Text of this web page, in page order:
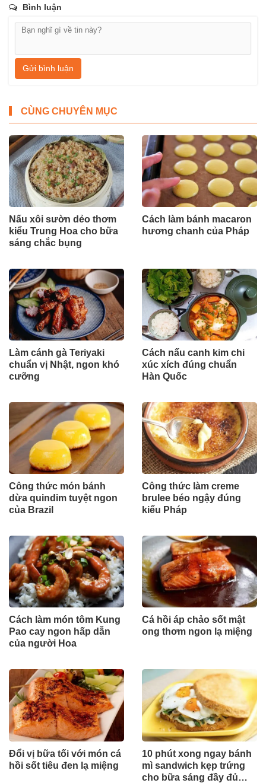
Bình luận
Gửi bình luận
CÙNG CHUYÊN MỤC
Nấu xôi sườn dẻo thơm
kiểu Trung Hoa cho bữa
sáng chắc bụng
Cách làm bánh macaron
hương chanh của Pháp
Làm cánh gà Teriyaki
chuẩn vị Nhật, ngon khó
cưỡng
Cách nấu canh kim chi
xúc xích đúng chuẩn
Hàn Quốc
Công thức món bánh
dừa quindim tuyệt ngon
của Brazil
Công thức làm creme
brulee béo ngậy đúng
kiểu Pháp
Cách làm món tôm Kung
Pao cay ngon hấp dẫn
của người Hoa
Cá hồi áp chảo sốt mật
ong thơm ngon lạ miệng
Đổi vị bữa tối với món cá
hồi sốt tiêu đen lạ miệng
10 phút xong ngay bánh
mì sandwich kẹp trứng
cho bữa sáng đầy đủ